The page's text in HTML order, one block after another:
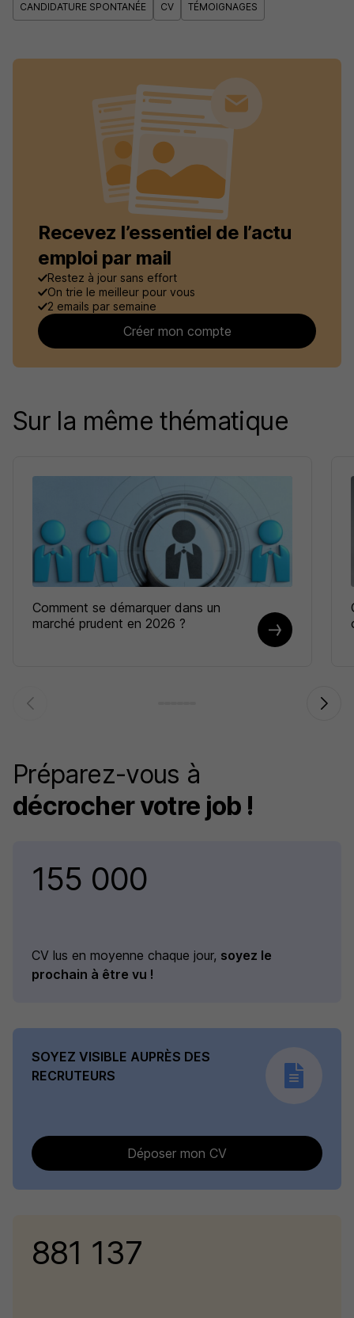
CANDIDATURE SPONTANÉE CV TÉMOIGNAGES
Recevez l’essentiel de l’actu
emploi par mail
Restez à jour sans effort
On trie le meilleur pour vous
2 emails par semaine
Créer mon compte
Sur la même thématique
Comment se démarquer dans un
marché prudent en 2026 ?
Préparez-vous à
décrocher votre job !
155 000
CV lus en moyenne chaque jour, soyez le
prochain à être vu !
SOYEZ VISIBLE AUPRÈS DES
RECRUTEURS
Déposer mon CV
881 137